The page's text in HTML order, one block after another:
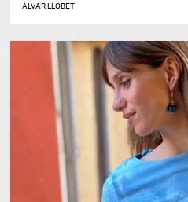
ÀLVAR LLOBET